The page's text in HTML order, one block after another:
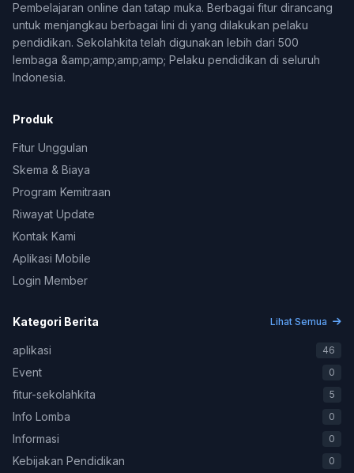
Pembelajaran online dan tatap muka. Berbagai fitur dirancang
untuk menjangkau berbagai lini di yang dilakukan pelaku
pendidikan. Sekolahkita telah digunakan lebih dari 500
lembaga &amp;amp;amp;amp; Pelaku pendidikan di seluruh
Indonesia.
Produk
Fitur Unggulan
Skema & Biaya
Program Kemitraan
Riwayat Update
Kontak Kami
Aplikasi Mobile
Login Member
Kategori Berita Lihat Semua
aplikasi 46
Event 0
fitur-sekolahkita 5
Info Lomba 0
Informasi 0
Kebijakan Pendidikan 0